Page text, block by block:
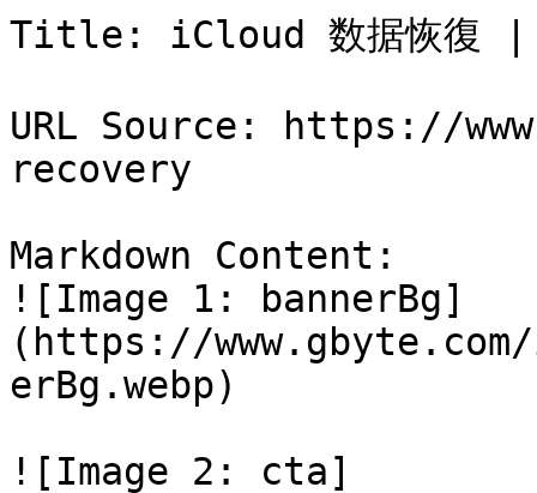
Title: iCloud 数据恢復 |
URL Source: https://
recovery
Markdown Content:
![Image 1: bannerBg]
(https://www.gbyte.com/
erBg.webp)
![Image 2: cta]